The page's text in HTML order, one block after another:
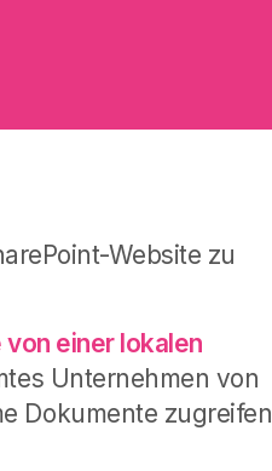
Website zu
einer lokalen
Unternehmen von
Dokumente zugreifen